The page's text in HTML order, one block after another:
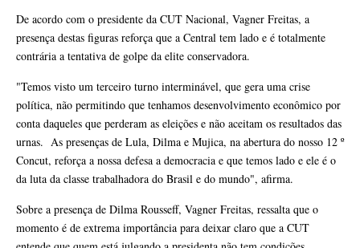
De acordo com o presidente da CUT Nacional, Vagner Freitas, a
presença destas figuras reforça que a Central tem lado e é totalmente
contrária a tentativa de golpe da elite conservadora.
"Temos visto um terceiro turno interminável, que gera uma crise
política, não permitindo que tenhamos desenvolvimento econômico por
conta daqueles que perderam as eleições e não aceitam os resultados das
urnas. As presenças de Lula, Dilma e Mujica, na abertura do nosso 12 º
Concut, reforça a nossa defesa a democracia e que temos lado e ele é o
da luta da classe trabalhadora do Brasil e do mundo", afirma.
Sobre a presença de Dilma Rousseff, Vagner Freitas, ressalta que o
momento é de extrema importância para deixar claro que a CUT